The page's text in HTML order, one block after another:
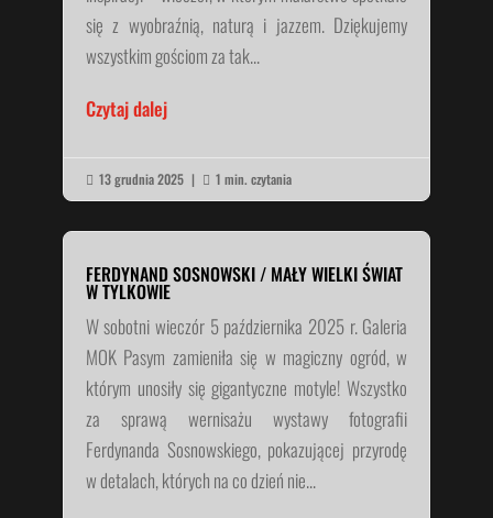
się z wyobraźnią, naturą i jazzem. Dziękujemy
wszystkim gościom za tak...
Czytaj dalej
 13 grudnia 2025 |  1 min. czytania
FERDYNAND SOSNOWSKI / MAŁY WIELKI ŚWIAT
W TYLKOWIE
W sobotni wieczór 5 października 2025 r. Galeria
MOK Pasym zamieniła się w magiczny ogród, w
którym unosiły się gigantyczne motyle! Wszystko
za sprawą wernisażu wystawy fotografii
Ferdynanda Sosnowskiego, pokazującej przyrodę
w detalach, których na co dzień nie...